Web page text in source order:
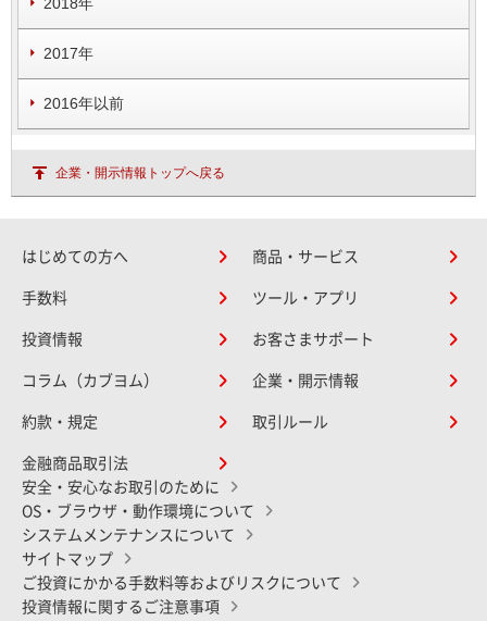
2017年
2016年以前
企業・開示情報トップへ戻る
はじめての方へ 商品・サービス
手数料 ツール・アプリ
投資情報 お客さまサポート
コラム（カブヨム） 企業・開示情報
約款・規定 取引ルール
金融商品取引法
安全・安心なお取引のために
OS・ブラウザ・動作環境について
システムメンテナンスについて
サイトマップ
ご投資にかかる手数料等およびリスクについて
投資情報に関するご注意事項